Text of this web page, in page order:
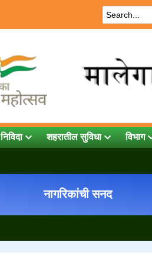
निविदा शहरातील सुविधा विभाग
नागरिकांची सनद